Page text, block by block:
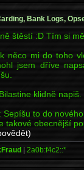
Bank Logs,
štěstí :D Tím si
něco mi do toho
jsem dříve
klidně
Sepíšu to do
takové obecnější
| 2a0b:f4c2::*